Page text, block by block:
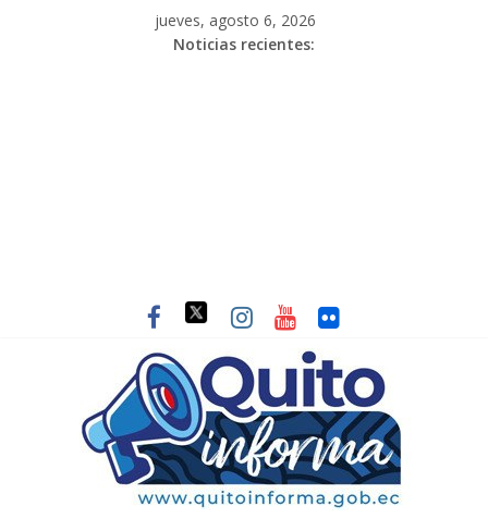
jueves, agosto 6, 2026
Noticias recientes: